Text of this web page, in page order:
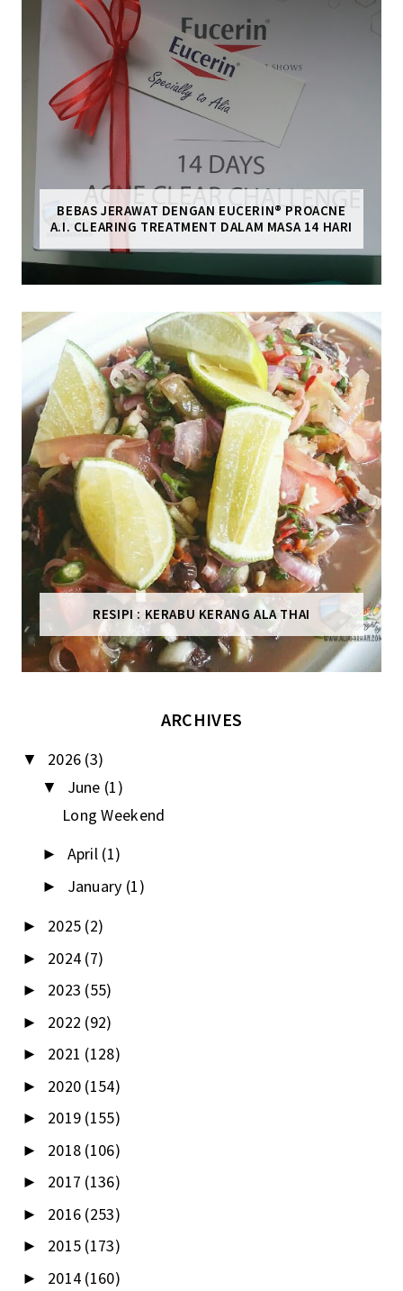
BEBAS JERAWAT DENGAN EUCERIN® PROACNE
A.I. CLEARING TREATMENT DALAM MASA 14 HARI
RESIPI : KERABU KERANG ALA THAI
ARCHIVES
▼ 2026 (3)
▼ June (1)
Long Weekend
► April (1)
► January (1)
► 2025 (2)
► 2024 (7)
► 2023 (55)
► 2022 (92)
► 2021 (128)
► 2020 (154)
► 2019 (155)
► 2018 (106)
► 2017 (136)
► 2016 (253)
► 2015 (173)
► 2014 (160)